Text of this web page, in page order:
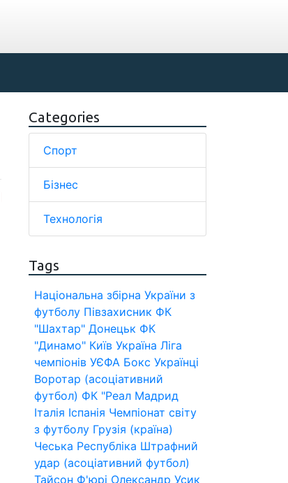
Categories
Спорт
Бізнес
Технологія
Tags
Національна збірна України з
футболу Півзахисник ФК
"Шахтар" Донецьк ФК
"Динамо" Київ Україна Ліга
чемпіонів УЄФА Бокс Українці
Воротар (асоціативний
футбол) ФК "Реал Мадрид
Італія Іспанія Чемпіонат світу
з футболу Грузія (країна)
Чеська Республіка Штрафний
удар (асоціативний футбол)
Тайсон Ф'юрі Олександр Усик